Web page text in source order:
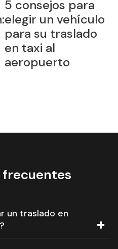
5 consejos para
elegir un vehículo
para su traslado
en taxi al
aeropuerto
frecuentes
un traslado en